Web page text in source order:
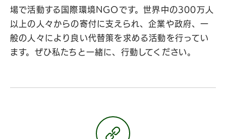
場で活動する国際環境NGOです。世界中の300万人
以上の人々からの寄付に支えられ、企業や政府、一
般の人々により良い代替策を求める活動を行ってい
ます。ぜひ私たちと一緒に、行動してください。